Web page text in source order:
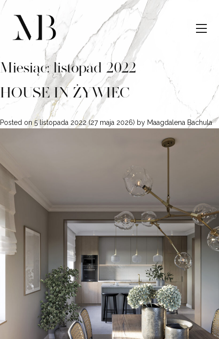
Miesiąc:listopad 2022
HOUSE IN ŻYWIEC
Posted on5 listopada 2022(27 maja 2026) by Maagdalena Bachula